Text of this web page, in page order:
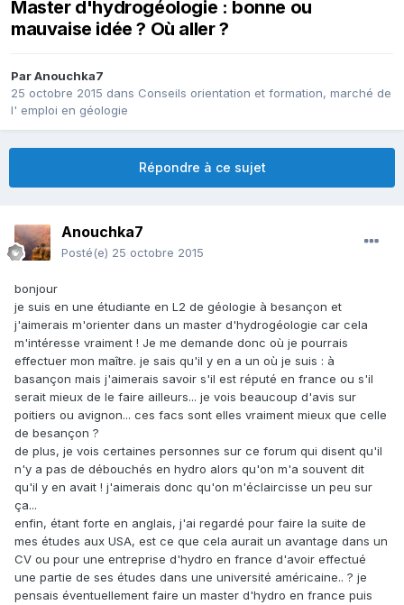
Master d'hydrogéologie : bonne ou
mauvaise idée ? Où aller ?
ParAnouchka7
25 octobre 2015 dans Conseils orientation et formation, marché de
l' emploi en géologie
Répondre à ce sujet
Anouchka7
Posté(e) 25 octobre 2015
bonjour
je suis en une étudiante en L2 de géologie à besançon et
j'aimerais m'orienter dans un master d'hydrogéologie car cela
m'intéresse vraiment ! Je me demande donc où je pourrais
effectuer mon maître. je sais qu'il y en a un où je suis : à
basançon mais j'aimerais savoir s'il est réputé en france ou s'il
serait mieux de le faire ailleurs... je vois beaucoup d'avis sur
poitiers ou avignon... ces facs sont elles vraiment mieux que celle
de besançon ?
de plus, je vois certaines personnes sur ce forum qui disent qu'il
n'y a pas de débouchés en hydro alors qu'on m'a souvent dit
qu'il y en avait ! j'aimerais donc qu'on m'éclaircisse un peu sur
ça...
enfin, étant forte en anglais, j'ai regardé pour faire la suite de
mes études aux USA, est ce que cela aurait un avantage dans un
CV ou pour une entreprise d'hydro en france d'avoir effectué
une partie de ses études dans une université américaine.. ? je
pensais éventuellement faire un master d'hydro en france puis